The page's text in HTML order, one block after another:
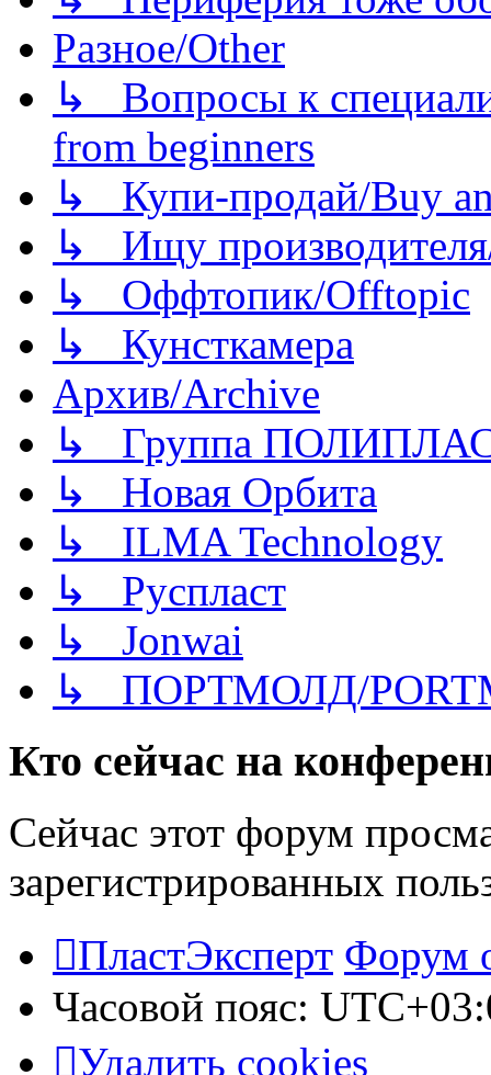
Разное/Other
↳ Вопросы к
from beginners
↳ Купи-продай/Buy
↳ Ищу
↳ Оффтопик/Offtopic
↳ Кунсткамера
Архив/Archive
↳ Группа
↳ Новая Орбита
↳ ILMA Technology
↳ Руспласт
↳ Jonwai
↳ ПОРТМОЛД/
Кто сейчас на
Сейчас этот форум
зарегистрированных
ПластЭксперт Форум
Часовой пояс:
Удалить cookies